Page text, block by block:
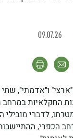
09.07.26
ו"אדמתי",
החקלאיות במרחב
לדברי מובילי
הכפרי,